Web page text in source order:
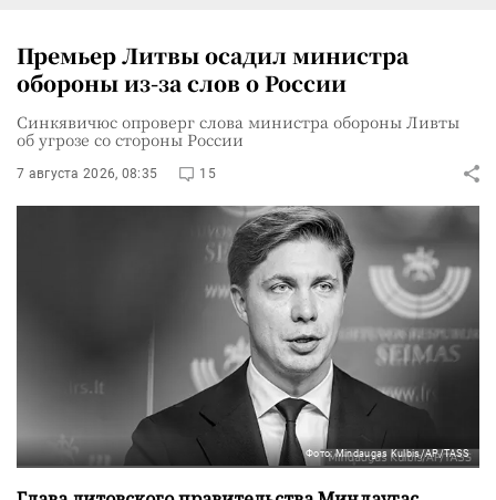
Премьер Литвы осадил министра
обороны из-за слов о России
Синкявичюс опроверг слова министра обороны Ливты
об угрозе со стороны России
7 августа 2026, 08:35 15
Фото: Mindaugas Kulbis/AP/TASS